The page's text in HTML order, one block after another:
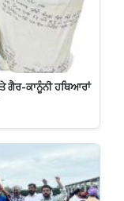
ਗੈਰ-ਕਾਨੂੰਨੀ ਹਥਿਆਰਾਂ